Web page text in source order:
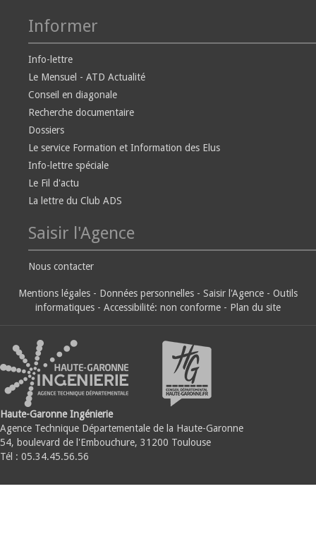
Informer
Info-lettre
Le Mensuel - ATD Actualité
Conseil en diagonale
Recherche documentaire
Dossiers
Le service Formation et Information des Elus
Info-lettre spéciale
Le Fil d'actu
La lettre du Club ADS
Saisir l'Agence
Nous contacter
Mentions légales - Données personnelles - Saisir l'Agence - Outils
informatiques - Accessibilité: non conforme - Plan du site
Haute-Garonne Ingénierie
Agence Technique Départementale de la Haute-Garonne
54, boulevard de l'Embouchure, 31200 Toulouse
Tél : 05.34.45.56.56